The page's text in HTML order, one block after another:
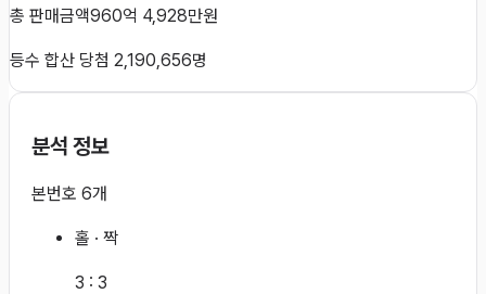
총 판매금액960억 4,928만원
등수 합산 당첨 2,190,656명
분석 정보
본번호 6개
홀 · 짝
3 : 3